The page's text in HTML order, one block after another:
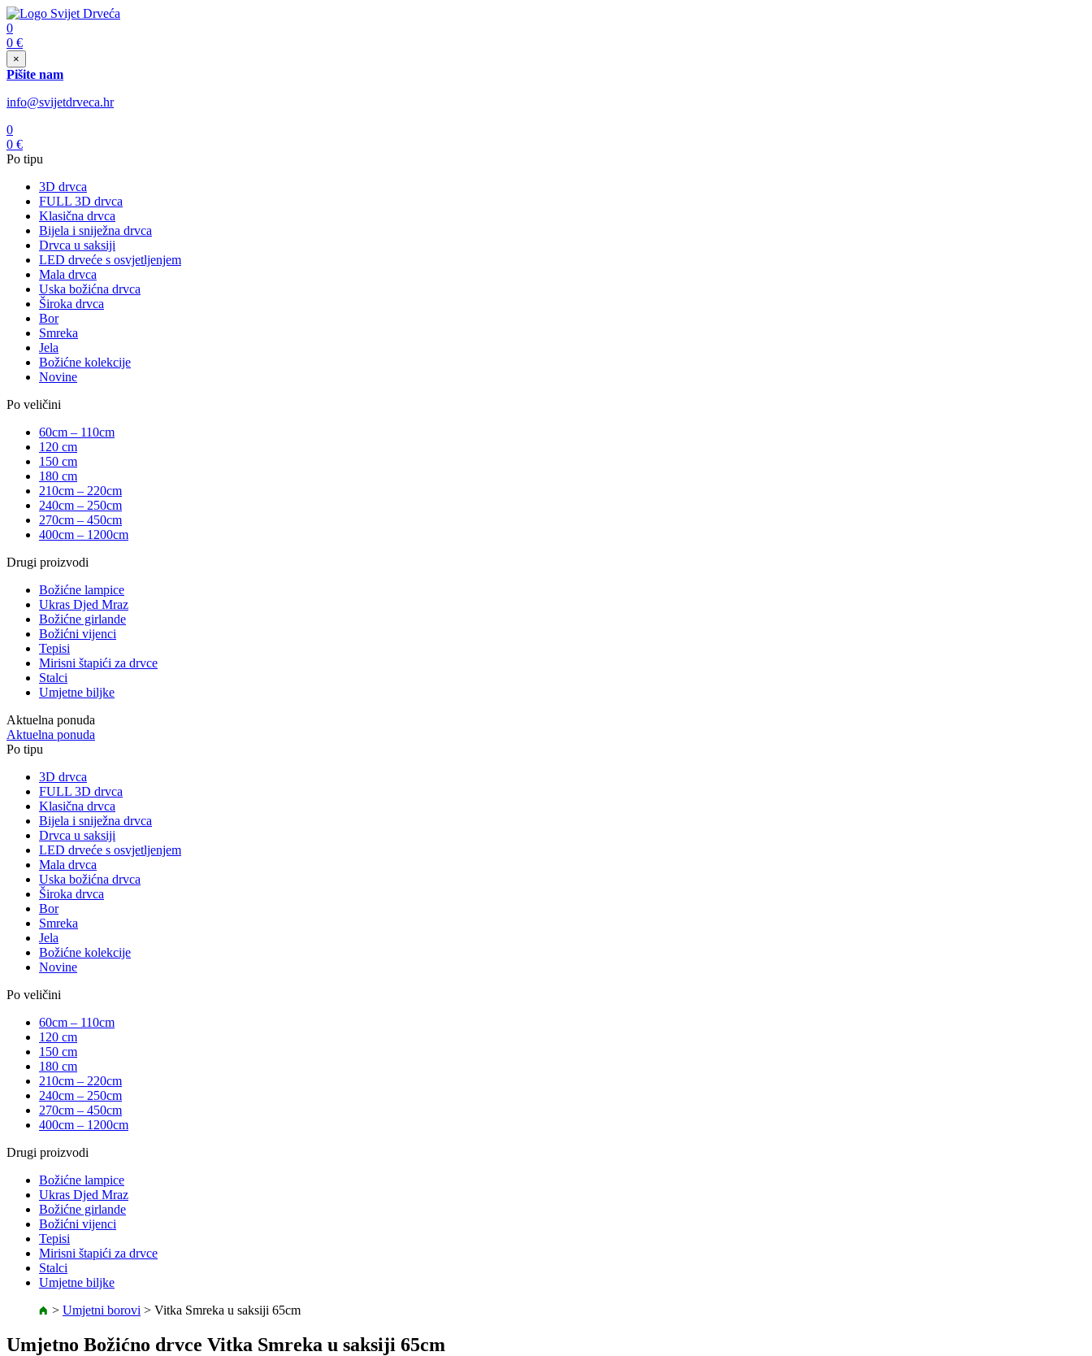
0
0 €
×
Pišite nam
info@svijetdrveca.hr
0
0 €
Po tipu
3D drvca
FULL 3D drvca
Klasična drvca
Bijela i sniježna drvca
Drvca u saksiji
LED drveće s osvjetljenjem
Mala drvca
Uska božićna drvca
Široka drvca
Bor
Smreka
Jela
Božićne kolekcije
Novine
Po veličini
60cm – 110cm
120 cm
150 cm
180 cm
210cm – 220cm
240cm – 250cm
270cm – 450cm
400cm – 1200cm
Drugi proizvodi
Božićne lampice
Ukras Djed Mraz
Božićne girlande
Božićni vijenci
Tepisi
Mirisni štapići za drvce
Stalci
Umjetne biljke
Aktuelna ponuda
Aktuelna ponuda
Po tipu
3D drvca
FULL 3D drvca
Klasična drvca
Bijela i sniježna drvca
Drvca u saksiji
LED drveće s osvjetljenjem
Mala drvca
Uska božićna drvca
Široka drvca
Bor
Smreka
Jela
Božićne kolekcije
Novine
Po veličini
60cm – 110cm
120 cm
150 cm
180 cm
210cm – 220cm
240cm – 250cm
270cm – 450cm
400cm – 1200cm
Drugi proizvodi
Božićne lampice
Ukras Djed Mraz
Božićne girlande
Božićni vijenci
Tepisi
Mirisni štapići za drvce
Stalci
Umjetne biljke
> Umjetni borovi > Vitka Smreka u saksiji 65cm
Umjetno Božićno drvce Vitka Smreka u saksiji 65cm